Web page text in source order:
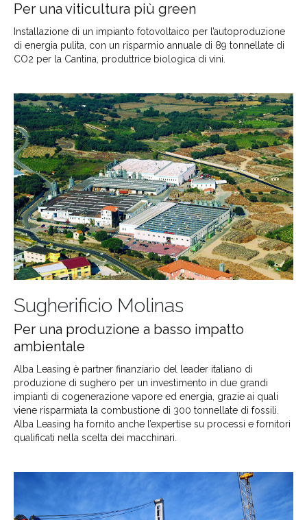
Per una viticultura più green
Installazione di un impianto fotovoltaico per l’autoproduzione
di energia pulita, con un risparmio annuale di 89 tonnellate di
CO2 per la Cantina, produttrice biologica di vini.
Sugherificio Molinas
Per una produzione a basso impatto
ambientale
Alba Leasing è partner finanziario del leader italiano di
produzione di sughero per un investimento in due grandi
impianti di cogenerazione vapore ed energia, grazie ai quali
viene risparmiata la combustione di 300 tonnellate di fossili.
Alba Leasing ha fornito anche l’expertise su processi e fornitori
qualificati nella scelta dei macchinari.